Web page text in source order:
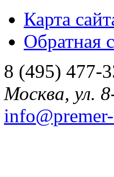
Карта
Обратная
8 (495) 477-
Москва, ул.